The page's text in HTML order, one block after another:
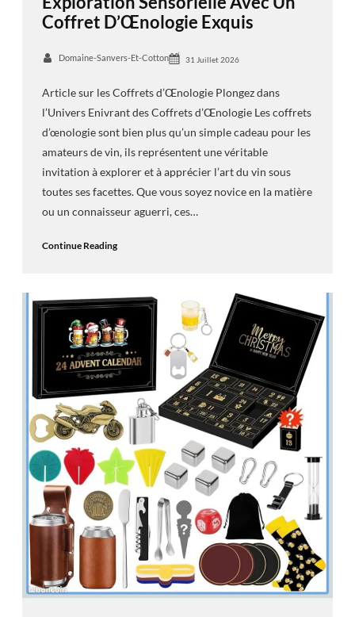
Coffret D’Œnologie Exquis
Domaine-Sanvers-Et-Cotton 31 Juillet 2026
Article sur les Coffrets d’Œnologie Plongez dans
l’Univers Enivrant des Coffrets d’Œnologie Les coffrets
d’œnologie sont bien plus qu’un simple cadeau pour les
amateurs de vin, ils représentent une véritable
invitation à explorer et à apprécier l’art du vin sous
toutes ses facettes. Que vous soyez novice en la matière
ou un connaisseur aguerri, ces…
Continue Reading